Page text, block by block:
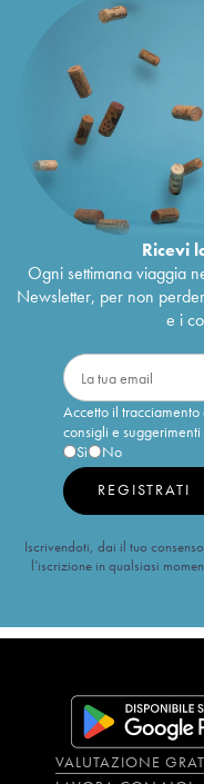
Ricevi
Ogni settimana viaggia
Newsletter, per non
e i
Accetto il
consigli e
Sì
No
REGISTRATI
Iscrivendoti, dai il tuo
l’iscrizione in qualsiasi
VALUTAZIONE